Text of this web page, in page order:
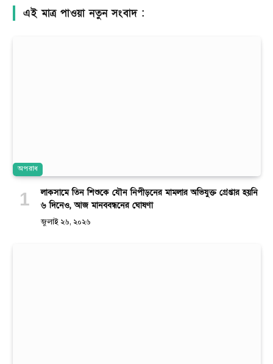
এই মাত্র পাওয়া নতুন সংবাদ :
অপরাধ
লাকসামে তিন শিশুকে যৌন নিপীড়নের মামলার অভিযুক্ত গ্রেপ্তার হয়নি
৬ দিনেও, আজ মানববন্ধনের ঘোষণা
জুলাই ২৬, ২০২৬